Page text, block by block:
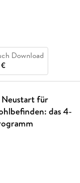
Download
Neustart für
das 4-